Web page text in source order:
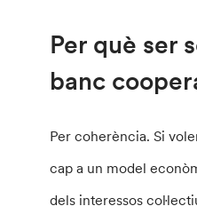
Per què ser
banc
Per coherència. Si
cap a un model
dels interessos